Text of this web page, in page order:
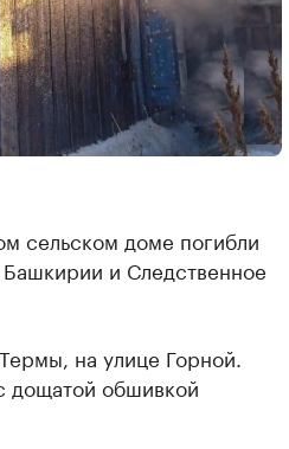
сельском доме погибли
и Следственное
на улице Горной.
дощатой обшивкой